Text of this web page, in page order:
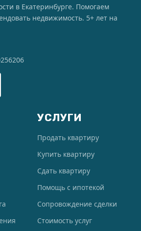
в Екатеринбурге. Помогаем
недвижимость. 5+ лет на
УСЛУГИ
Продать квартиру
Купить квартиру
Сдать квартиру
Помощь с ипотекой
Сопровождение сделки
Стоимость услуг